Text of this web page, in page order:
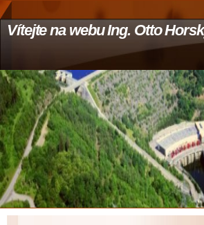
Vítejte na webu Ing. Otto